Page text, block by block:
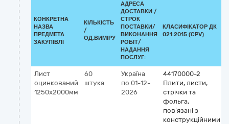
КОНКРЕТНА
НАЗВА
ПРЕДМЕТА
ЗАКУПІВЛІ
КІЛЬКІСТЬ
/
ОД.ВИМІРУ
АДРЕСА
ДОСТАВКИ /
СТРОК
ПОСТАВКИ/
ВИКОНАННЯ
РОБІТ/
НАДАННЯ
ПОСЛУГ:
КЛАСИФІКАТОР ДК
021:2015 (CPV)
Лист
оцинкований
1250х2000мм
60
штука
Україна
по 01-12-
2026
44170000-2
Плити, листи,
стрічки та
фольга,
пов’язані з
конструкційними